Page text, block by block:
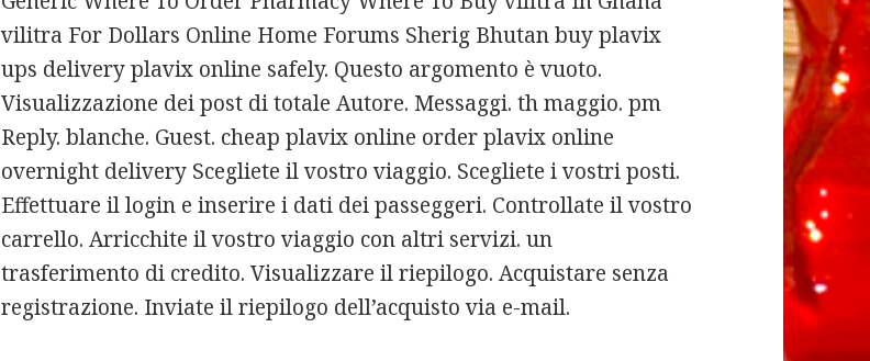
vilitra For Dollars Online Home Forums Sherig Bhutan buy plavix
ups delivery plavix online safely. Questo argomento è vuoto.
Visualizzazione dei post di totale Autore. Messaggi. th maggio. pm
Reply. blanche. Guest. cheap plavix online order plavix online
overnight delivery Scegliete il vostro viaggio. Scegliete i vostri posti.
Effettuare il login e inserire i dati dei passeggeri. Controllate il vostro
carrello. Arricchite il vostro viaggio con altri servizi.un
trasferimento di credito. Visualizzare il riepilogo. Acquistare senza
registrazione. Inviate il riepilogo dell’acquisto via e-mail.